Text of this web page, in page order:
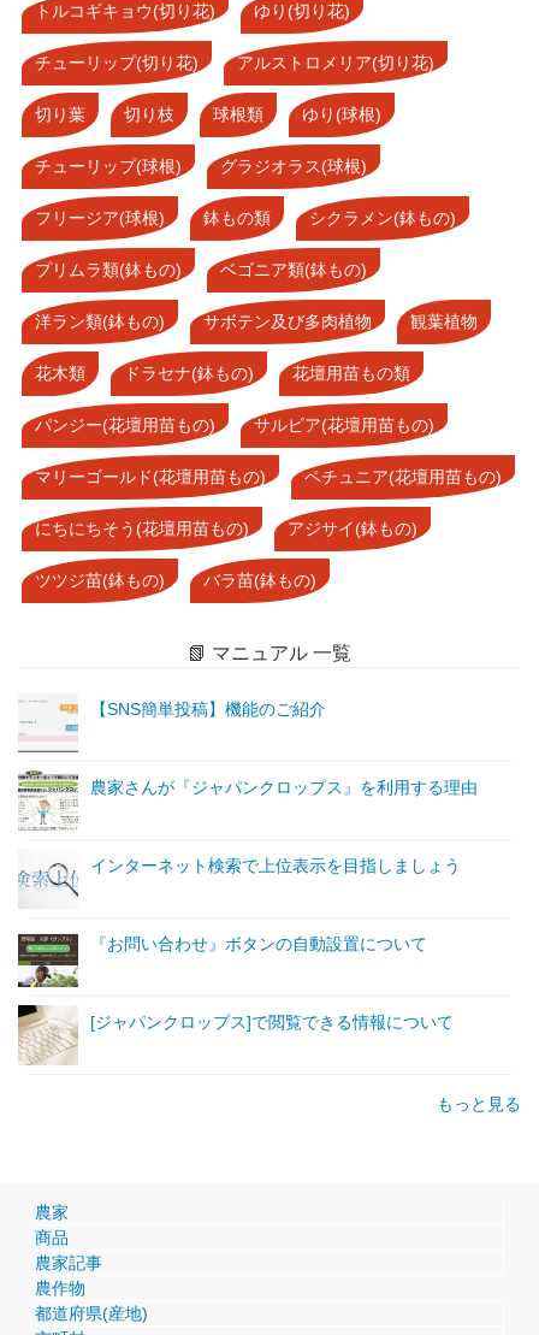
トルコギキョウ(切り花) ゆり(切り花)
チューリップ(切り花) アルストロメリア(切り花)
切り葉 切り枝 球根類 ゆり(球根)
チューリップ(球根) グラジオラス(球根)
フリージア(球根) 鉢もの類 シクラメン(鉢もの)
プリムラ類(鉢もの) ベゴニア類(鉢もの)
洋ラン類(鉢もの) サボテン及び多肉植物 観葉植物
花木類 ドラセナ(鉢もの) 花壇用苗もの類
パンジー(花壇用苗もの) サルビア(花壇用苗もの)
マリーゴールド(花壇用苗もの) ペチュニア(花壇用苗もの)
にちにちそう(花壇用苗もの) アジサイ(鉢もの)
ツツジ苗(鉢もの) バラ苗(鉢もの)
📗 マニュアル 一覧
【SNS簡単投稿】機能のご紹介
農家さんが『ジャパンクロップス』を利用する理由
インターネット検索で上位表示を目指しましょう
『お問い合わせ』ボタンの自動設置について
[ジャパンクロップス]で閲覧できる情報について
もっと見る
農家
商品
農家記事
農作物
都道府県(産地)